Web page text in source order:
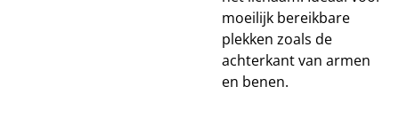
moeilijk bereikbare
plekken zoals de
achterkant van armen
en benen.